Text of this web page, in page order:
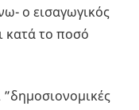
ο εισαγωγικός
κατά το ποσό